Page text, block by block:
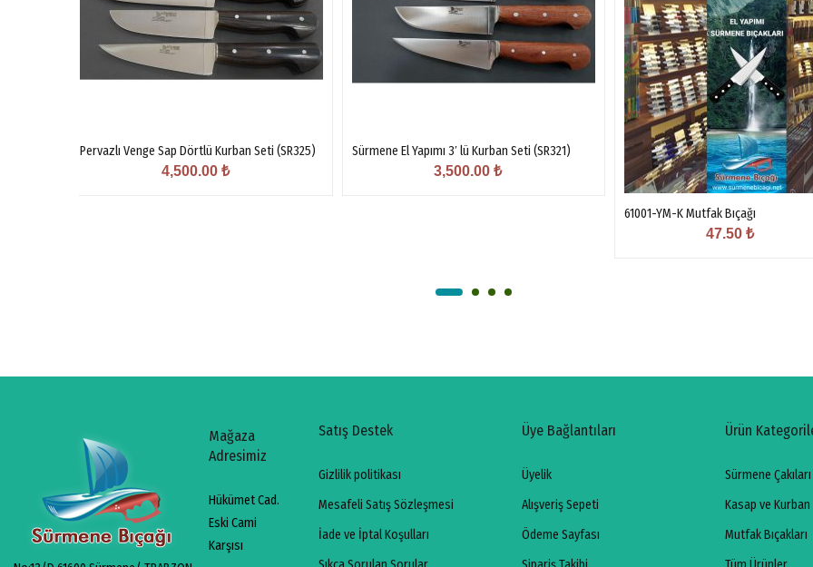
Pervazlı Venge Sap Dörtlü Kurban Seti (SR325)
4,500.00 ₺
Sürmene El Yapımı 3′ lü Kurban Seti (SR321)
3,500.00 ₺
61001-YM-K Mutfak Bıçağı
47.50 ₺
Mağaza
Adresimiz
Hükümet Cad.
Eski Cami
Karşısı
Satış Destek
Gizlilik politikası
Mesafeli Satış Sözleşmesi
İade ve İptal Koşulları
Üye Bağlantıları
Üyelik
Alışveriş Sepeti
Ödeme Sayfası
Ürün
Sürmene Çakıları
Kasap ve Kurban
Mutfak Bıçakları